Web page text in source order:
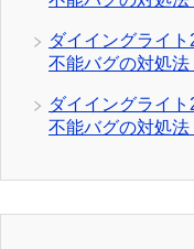
ダイイングライ
不能バグの対処法
ダイイングライ
不能バグの対処法